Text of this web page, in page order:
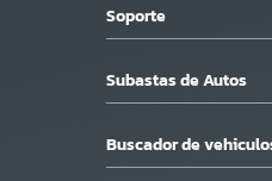
Soporte
Subastas de Autos
Buscador de